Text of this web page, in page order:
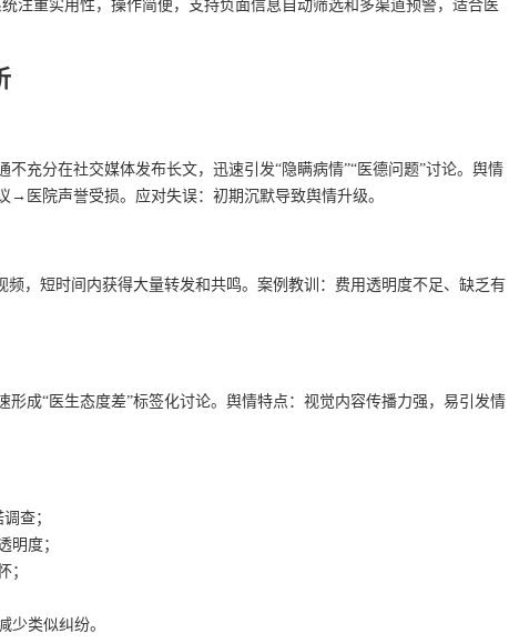
统注重实用性，操作简便，支持负面信息自动筛选和多渠道预警，适合医
充分在社交媒体发布长文，迅速引发“隐瞒病情”“医德问题”讨论。舆情
医院声誉受损。应对失误：初期沉默导致舆情升级。
频，短时间内获得大量转发和共鸣。案例教训：费用透明度不足、缺乏有
成“医生态度差”标签化讨论。舆情特点：视觉内容传播力强，易引发情
查；
明度；
；
少类似纠纷。